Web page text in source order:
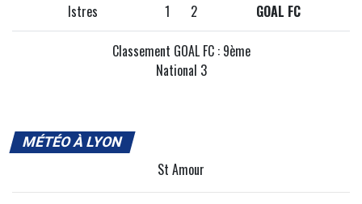
Istres 1 2 GOAL FC
Classement GOAL FC : 9ème
National 3
MÉTÉO À LYON
St Amour